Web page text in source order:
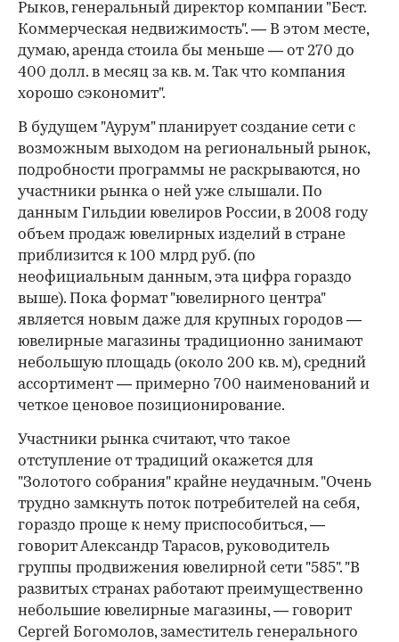
Рыков, генеральный директор компании "Бест.
Коммерческая недвижимость". — В этом месте,
думаю, аренда стоила бы меньше — от 270 до
400 долл. в месяц за кв. м. Так что компания
хорошо сэкономит".
В будущем "Аурум" планирует создание сети с
возможным выходом на региональный рынок,
подробности программы не раскрываются, но
участники рынка о ней уже слышали. По
данным Гильдии ювелиров России, в 2008 го­ду
объем продаж ювелирных изделий в стране
приблизится к 100 млрд руб. (по
неофициальным данным, эта цифра гораздо
выше). Пока формат "ювелирного центра"
является новым даже для крупных городов —
ювелирные магазины традиционно занимают
небольшую площадь (около 200 кв. м), средний
ассортимент — примерно 700 наименований и
четкое ценовое позиционирование.
Участники рынка считают, что такое
отступление от традиций окажется для
"Золотого собрания" крайне неудачным. "Очень
трудно замкнуть поток потребителей на себя,
гораздо проще к нему приспособиться, —
говорит Александр Тарасов, руководитель
группы продвижения ювелирной сети "585". "В
развитых странах работают преимущественно
небольшие ювелирные магазины, — говорит
Сергей Богомолов, заместитель генерального